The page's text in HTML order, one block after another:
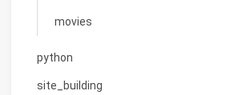
movies
python
site_building